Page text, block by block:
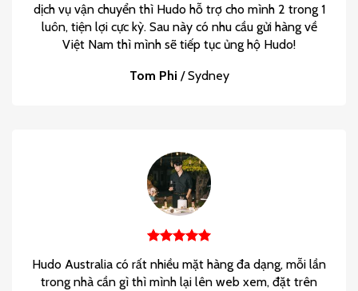
dịch vụ vận chuyển thì Hudo hỗ trợ cho mình 2 trong 1
luôn, tiện lợi cực kỳ. Sau này có nhu cầu gửi hàng về
Việt Nam thì mình sẽ tiếp tục ủng hộ Hudo!
Tom Phi /Sydney
Hudo Australia có rất nhiều mặt hàng đa dạng, mỗi lần
trong nhà cần gì thì mình lại lên web xem, đặt trên